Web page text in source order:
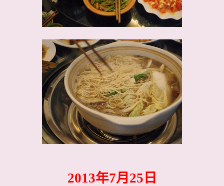
2013年7月 25 日